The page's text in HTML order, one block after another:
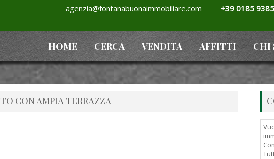
agenzia@fontanabuonaimmobiliare.com +39 0185
HOME CERCA VENDITA AFFITTI CHI
CON AMPIA TERRAZZA